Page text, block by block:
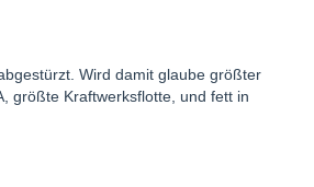
Wird damit glaube größter
größte Kraftwerksflotte, und fett in